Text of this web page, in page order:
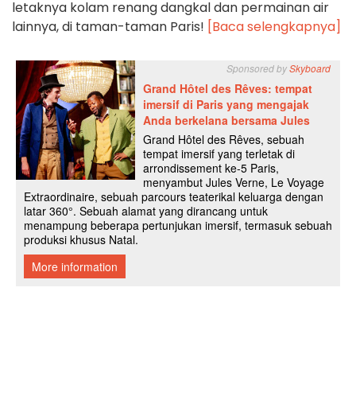
letaknya kolam renang dangkal dan permainan air
lainnya, di taman-taman Paris! [Baca selengkapnya]